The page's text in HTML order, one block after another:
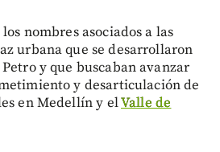
nombres asociados a las
urbana que se desarrollaron
y que buscaban avanzar
y desarticulación de
en Medellín y elValle de